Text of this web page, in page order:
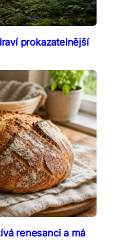
prokazatelnější
renesanci a má